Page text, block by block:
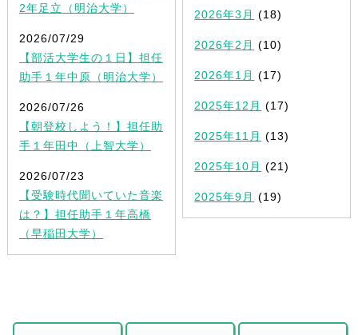
2年足立（明治大学）
2026/07/29
【部活大学生の１日】担任
助手１年中原（明治大学）
2026/07/26
【朝登校しよう！】担任助
手１年田中（上智大学）
2026/07/23
【受験時代聞いていた音楽
は？】担任助手１年高橋
（早稲田大学）
2026年3月 (18)
2026年2月 (10)
2026年1月 (17)
2025年12月 (17)
2025年11月 (13)
2025年10月 (21)
2025年9月 (19)